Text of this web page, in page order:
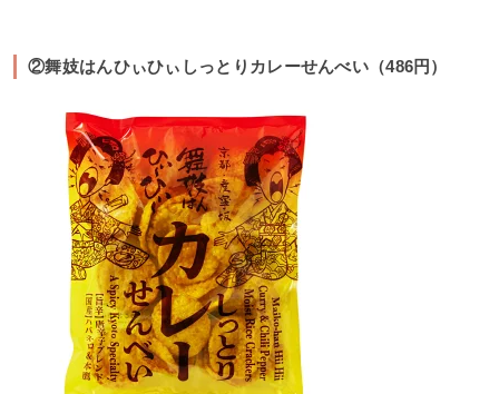
②舞妓はんひぃひぃしっとりカレーせんべい（486円）